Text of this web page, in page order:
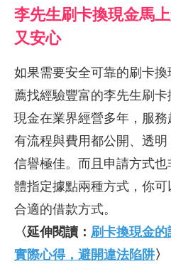
李先生刷卡換現金馬
又安心
如果需要安全可靠的刷卡
薦找經驗豐富的李先生刷
現金在業界經營多年，服
有流程與費用都公開、透明
信譽極佳。而且申請方式
體指定據點兩種方式，你
合適的借款方式。
〈延伸閱讀： 刷卡換現金
實際心得，避開違法陷阱〉